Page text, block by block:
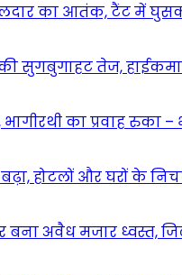
का आतंक, टैंट में
की सुगबुगाहट तेज,
भागीरथी का प्रवाह
होटलों और घरों के
बना अवैध मजार ध्वस्त,